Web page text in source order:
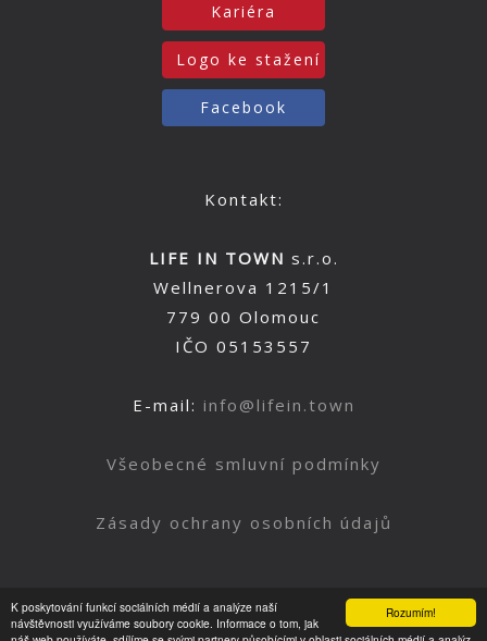
Rozumím!
K poskytování funkcí sociálních médií a analýze naší
návštěvnosti využíváme soubory cookie. Informace o tom, jak
Kariéra
Logo ke stažení
Facebook
Kontakt:
LIFE IN TOWN s.r.o.
Wellnerova 1215/1
779 00 Olomouc
IČO 05153557
E-mail: info@lifein.town
Všeobecné smluvní podmínky
Zásady ochrany osobních údajů
Nahoru